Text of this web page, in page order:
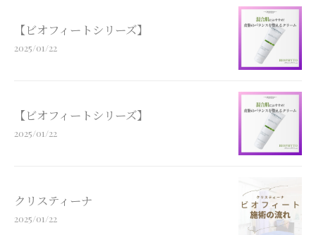
【ビオフィートシリーズ】
2025/01/22
【ビオフィートシリーズ】
2025/01/22
クリスティーナ
2025/01/22